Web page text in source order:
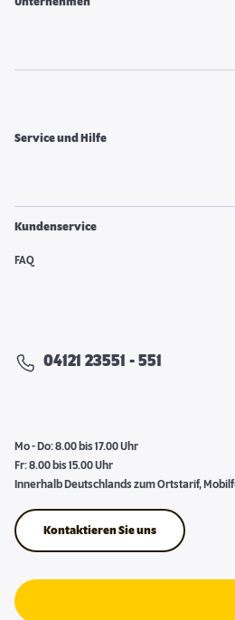
Service und Hilfe
Kundenservice
FAQ
04121 23551 - 551
Mo - Do: 8.00 bis 17.00 Uhr
Fr: 8.00 bis 15.00 Uhr
Innerhalb Deutschlands zum Ortstarif,
Kontaktieren Sie uns